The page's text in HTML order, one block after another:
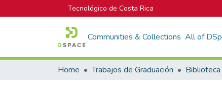
Tecnológico de Costa Rica
Communities & Collections All of
Home Trabajos de Graduación